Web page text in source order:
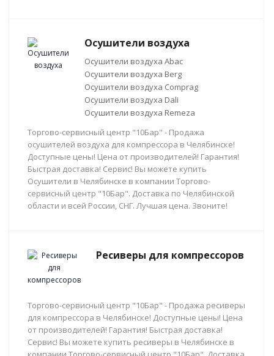
Осушители воздуха
Осушители воздуха Abac
Осушители воздуха Berg
Осушители воздуха Comprag
Осушители воздуха Dali
Осушители воздуха Remeza
Торгово-сервисный центр "10Бар" - Продажа
осушителей воздуха для компрессора в Челябинске!
Доступные цены! Цена от производителей! Гарантия!
Быстрая доставка! Сервис! Вы можете купить
Осушители в Челябинске в компании Торгово-
сервисный центр "10Бар". Доставка по Челябинской
области и всей России, СНГ. Лучшая цена. Звоните!
Ресиверы для компрессоров
Торгово-сервисный центр "10Бар" - Продажа ресиверы
для компрессора в Челябинске! Доступные цены! Цена
от производителей! Гарантия! Быстрая доставка!
Сервис! Вы можете купить ресиверы в Челябинске в